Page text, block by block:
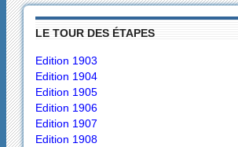
LE TOUR DES ÉTAPES
Edition 1903
Edition 1904
Edition 1905
Edition 1906
Edition 1907
Edition 1908